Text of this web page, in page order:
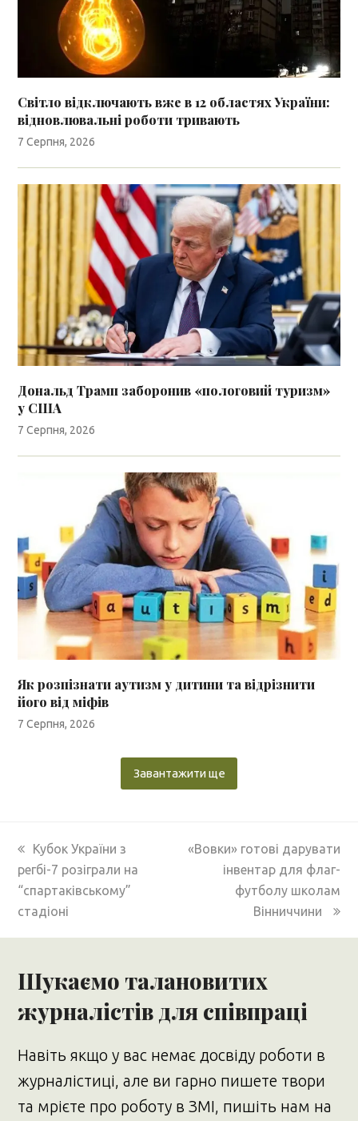
Світло відключають вже в 12 областях України:
відновлювальні роботи тривають
7 Серпня, 2026
Дональд Трамп заборонив «пологовий туризм»
у США
7 Серпня, 2026
Як розпізнати аутизм у дитини та відрізнити
його від міфів
7 Серпня, 2026
Завантажити ще
previous
post:
Кубок України з
регбі-7 розіграли на
“спартаківському”
стадіоні
next
«Вовки» готові дарувати
інвентар для флаг-
футболу школам
Вінниччини
Шукаємо талановитих
журналістів для співпраці
Навіть якщо у вас немає досвіду роботи в
журналістиці, але ви гарно пишете твори
та мрієте про роботу в ЗМІ, пишіть нам на